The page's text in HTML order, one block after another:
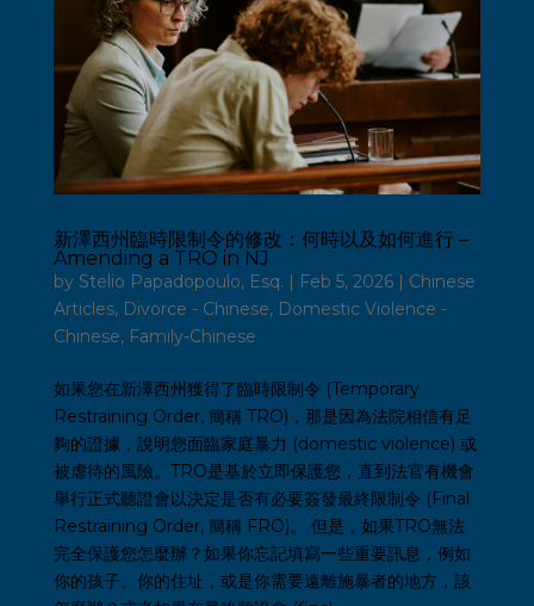
新澤西州臨時限制令的修改：何時以及如何進行 –
Amending a TRO in NJ
by Stelio Papadopoulo, Esq. | Feb 5, 2026| Chinese
Articles, Divorce - Chinese, Domestic Violence -
Chinese, Family-Chinese
如果您在新澤西州獲得了臨時限制令 (Temporary
Restraining Order, 簡稱 TRO)，那是因為法院相信有足
夠的證據，說明您面臨家庭暴力 (domestic violence) 或
被虐待的風險。TRO是基於立即保護您，直到法官有機會
舉行正式聽證會以決定是否有必要簽發最終限制令 (Final
Restraining Order, 簡稱 FRO)。 但是，如果TRO無法
完全保護您怎麼辦？如果你忘記填寫一些重要訊息，例如
你的孩子、你的住址，或是你需要遠離施暴者的地方，該